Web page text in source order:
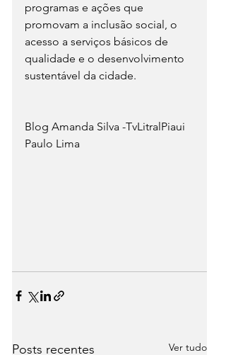
programas e ações que
promovam a inclusão social, o
acesso a serviços básicos de
qualidade e o desenvolvimento
sustentável da cidade.
Blog Amanda Silva -TvLitralPiaui
Paulo Lima
Posts recentes Ver tudo